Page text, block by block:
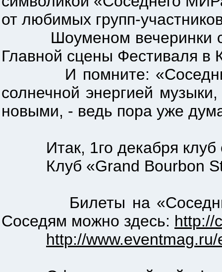
от любимых групп-
Шоуменом вечеринки
Главной сцены Фестиваля в
И помните: «Соседний
солнечной энергией
новыми, - ведь пора уже
Итак, 1го декабря клуб
Клуб «Grand Bourbon
Билеты на «Соседний
Соседям можно здесь: http://
http://